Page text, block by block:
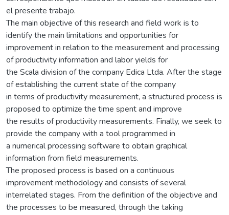
el presente trabajo.
The main objective of this research and field work is to
identify the main limitations and opportunities for
improvement in relation to the measurement and processing
of productivity information and labor yields for
the Scala division of the company Edica Ltda. After the stage
of establishing the current state of the company
in terms of productivity measurement, a structured process is
proposed to optimize the time spent and improve
the results of productivity measurements. Finally, we seek to
provide the company with a tool programmed in
a numerical processing software to obtain graphical
information from field measurements.
The proposed process is based on a continuous
improvement methodology and consists of several
interrelated stages. From the definition of the objective and
the processes to be measured, through the taking